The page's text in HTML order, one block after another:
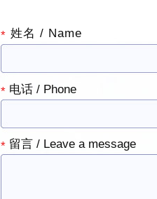
* 姓名 / Name
*电话 / Phone
*留言 / Leave a message